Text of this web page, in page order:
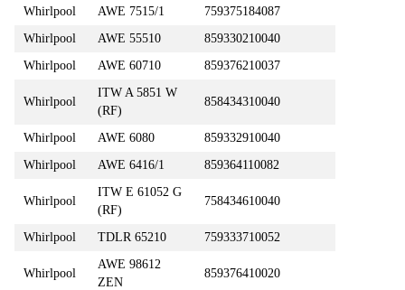
Whirlpool AWE 7515/1
759375184087
Whirlpool
AWE 55510
859330210040
Whirlpool
AWE 60710 859376210037
Whirlpool
ITW A 5851 W
(RF)
858434310040
Whirlpool AWE 6080
859332910040
Whirlpool
AWE 6416/1 859364110082
Whirlpool
ITW E 61052 G
(RF)
758434610040
Whirlpool TDLR 65210 759333710052
Whirlpool
AWE 98612
ZEN
859376410020